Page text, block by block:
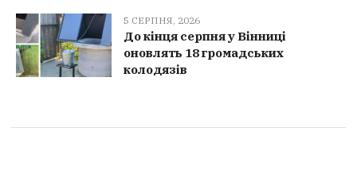
5 СЕРПНЯ, 2026
До кінця серпня у Вінниці
оновлять 18 громадських
колодязів